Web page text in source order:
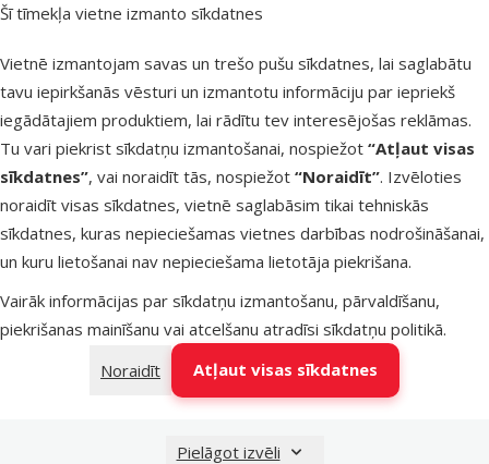
Šī tīmekļa vietne izmanto sīkdatnes
Vietnē izmantojam savas un trešo pušu sīkdatnes, lai saglabātu
tavu iepirkšanās vēsturi un izmantotu informāciju par iepriekš
iegādātajiem produktiem, lai rādītu tev interesējošas reklāmas.
Tu vari piekrist sīkdatņu izmantošanai, nospiežot “Atļaut visas
sīkdatnes”, vai noraidīt tās, nospiežot “Noraidīt”. Izvēloties
noraidīt visas sīkdatnes, vietnē saglabāsim tikai tehniskās
sīkdatnes, kuras nepieciešamas vietnes darbības nodrošināšanai,
un kuru lietošanai nav nepieciešama lietotāja piekrišana.
Vairāk informācijas par sīkdatņu izmantošanu, pārvaldīšanu,
piekrišanas mainīšanu vai atcelšanu atradīsi sīkdatņu politikā.
Noraidīt
Atļaut visas sīkdatnes
Pielāgot izvēli
cm
Cena
5,99 €
iesaka
Noliktavā Pievienot grozam
Slēdzene
terārijam -
ReptiPlanet
Atsauksmes 0%